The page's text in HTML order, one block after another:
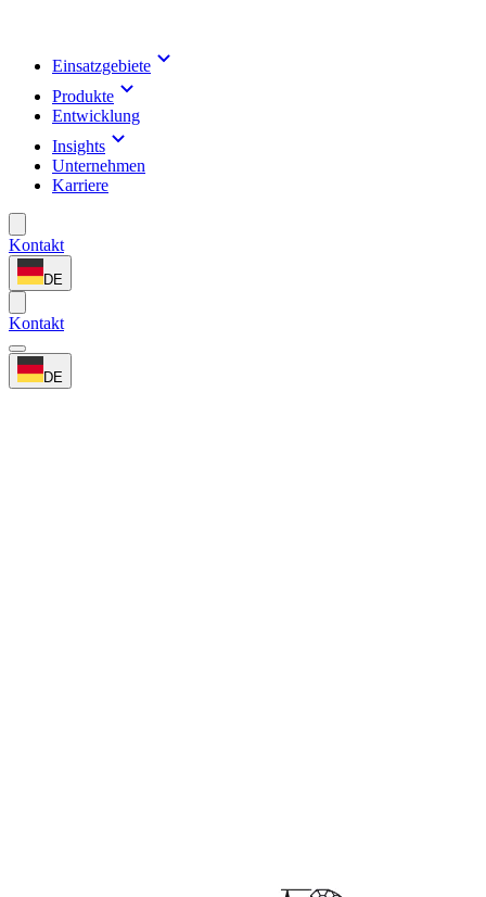
Einsatzgebiete
Produkte
Entwicklung
Insights
Unternehmen
Karriere
Kontakt
DE
Kontakt
DE